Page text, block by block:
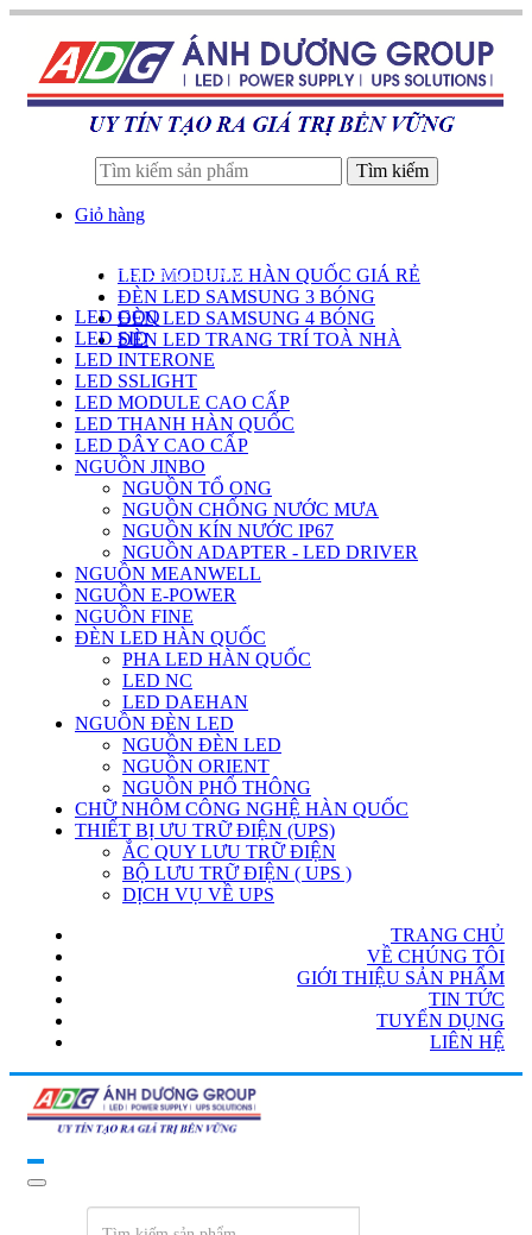
Tìm kiếm
Giỏ hàng
LED MODULE HÀN QUỐC GIÁ RẺ
ĐÈN LED SAMSUNG 3 BÓNG
ĐÈN LED SAMSUNG 4 BÓNG
ĐÈN LED TRANG TRÍ TOÀ NHÀ
DANH SÁCH SẢN PHẨM
LED GOQ
LED SID
LED INTERONE
LED SSLIGHT
LED MODULE CAO CẤP
LED THANH HÀN QUỐC
LED DÂY CAO CẤP
NGUỒN JINBO
NGUỒN TỔ ONG
NGUỒN CHỐNG NƯỚC MƯA
NGUỒN KÍN NƯỚC IP67
NGUỒN ADAPTER - LED DRIVER
NGUỒN MEANWELL
NGUỒN E-POWER
NGUỒN FINE
ĐÈN LED HÀN QUỐC
PHA LED HÀN QUỐC
LED NC
LED DAEHAN
NGUỒN ĐÈN LED
NGUỒN ĐÈN LED
NGUỒN ORIENT
NGUỒN PHỔ THÔNG
CHỮ NHÔM CÔNG NGHỆ HÀN QUỐC
THIẾT BỊ ƯU TRỮ ĐIỆN (UPS)
ẮC QUY LƯU TRỮ ĐIỆN
BỘ LƯU TRỮ ĐIỆN ( UPS )
DỊCH VỤ VỀ UPS
TRANG CHỦ
VỀ CHÚNG TÔI
GIỚI THIỆU SẢN PHẨM
TIN TỨC
TUYỂN DỤNG
LIÊN HỆ